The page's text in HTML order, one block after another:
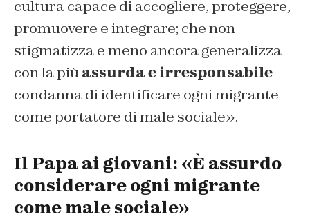
cultura capace di accogliere, proteggere,
promuovere e integrare; che non
stigmatizza e meno ancora generalizza
con la piùassurda e irresponsabile
condanna di identificare ogni migrante
come portatore di male sociale».
Il Papa ai giovani: «È assurdo
considerare ogni migrante
come male sociale»